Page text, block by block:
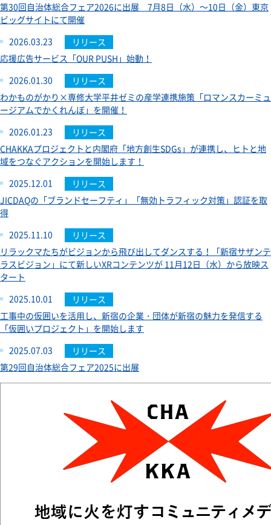
第30回自治体総合フェア2026に出展 7月8日（水）～10日（金）東京
ビッグサイトにて開催
2026.03.23
リリース
応援広告サービス「OUR PUSH」始動！
2026.01.30
リリース
わかものがかり×専修大学平井ゼミの産学連携施策「ロマンスカーミュ
ージアムでかくれんぼ」を開催！
2026.01.23
リリース
CHAKKAプロジェクトと内閣府「地方創生SDGs」が連携し、ヒトと地
域をつなぐアクションを開始します！
2025.12.01
リリース
JICDAQの「ブランドセーフティ」「無効トラフィック対策」認証を取
得
2025.11.10
リリース
リラックマたちがビジョンから飛び出してダンスする！「新宿サザンテ
ラスビジョン」にて新しいXRコンテンツが 11月12日（水）から放映ス
タート
2025.10.01
リリース
工事中の仮囲いを活用し、新宿の企業・団体が新宿の魅力を発信する
「仮囲いプロジェクト」を開始します
2025.07.03
リリース
第29回自治体総合フェア2025に出展